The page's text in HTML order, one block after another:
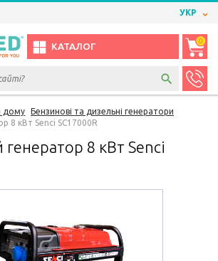
УКР
КАТАЛОГ
0
дому
Бензинові та дизельні генератори
8 кВт Senci SC17000R
8 кВт Senci